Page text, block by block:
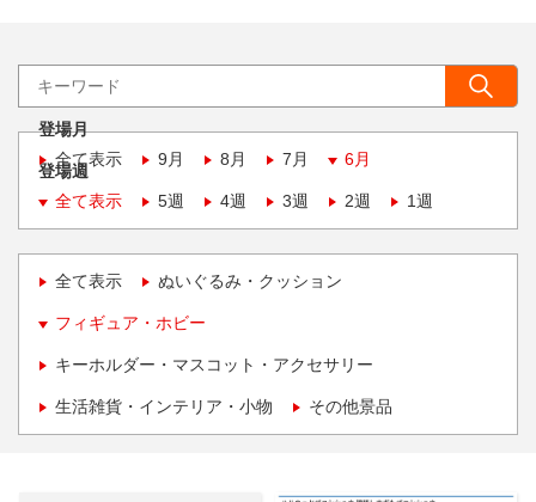
登場月
全て表示
9月 8月 7月 6月
登場週
全て表示
5週 4週 3週 2週 1週
全て表示 ぬいぐるみ・クッション
フィギュア・ホビー
キーホルダー・マスコット・アクセサリー
生活雑貨・インテリア・小物 その他景品